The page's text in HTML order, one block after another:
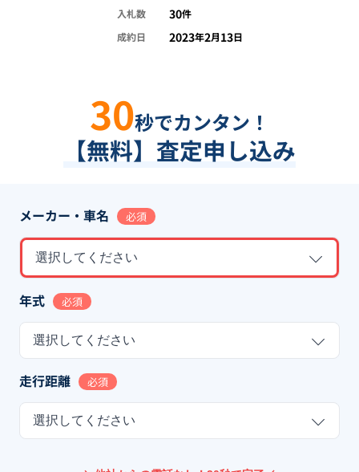
入札数 30件
成約日
2023年2月13日
30秒でカンタン！
【無料】査定申し込み
メーカー・車名 必須
選択してください
年式 必須
選択してください
走行距離 必須
選択してください